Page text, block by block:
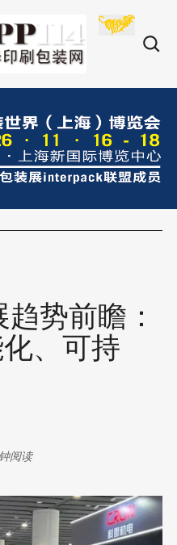
势前瞻：
、可持
阅读